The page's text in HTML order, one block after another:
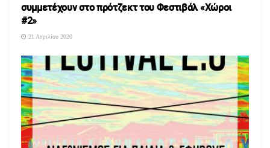
συμμετέχουν στο πρότζεκτ του Φεστιβάλ «Χώροι
#2»
21 Απριλίου 2020